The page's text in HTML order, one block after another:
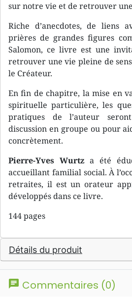
sur notre vie et de retrouver
Riche d’anecdotes, de liens
prières de grandes figures
Salomon, ce livre est une
retrouver une vie pleine de
le Créateur.
En fin de chapitre, la mise en
spirituelle particulière, les
pratiques de l’auteur
discussion en groupe ou pour
concrètement.
Pierre-Yves Wurtz a été
accueillant familial social. À
retraites, il est un orateur
développés dans ce livre.
144 pages
Détails du produit
chat Commentaires (0)